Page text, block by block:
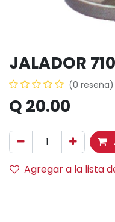
JALADOR
(0 reseña)
Q 20.00
Agregar a la lista